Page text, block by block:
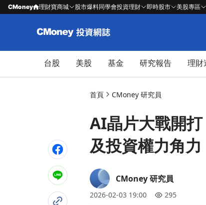
CMoney 理財寶商城 股市爆料同學會投資理財 即時股市 美股專區
台股 美股 基金 研究報告 理財
首頁 CMoney 研究員
AI晶片大戰開
及投資權力角力
CMoney 研究員
2026-02-03 19:00 295